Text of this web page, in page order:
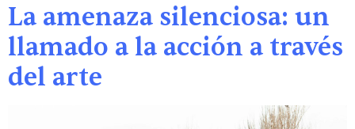
La amenaza silenciosa: un
llamado a la acción a través
del arte